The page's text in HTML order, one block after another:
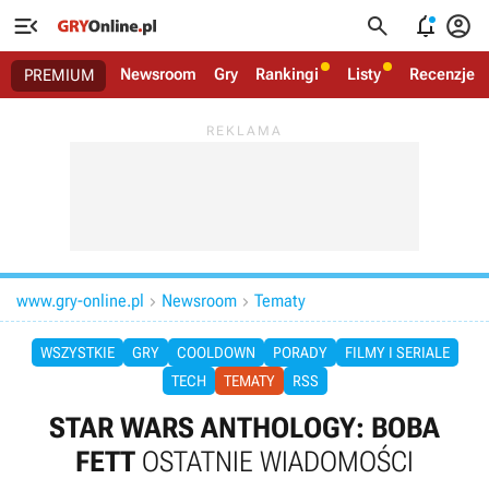
   
PREMIUM Newsroom Gry Rankingi Listy Recenzje
www.gry-online.pl  Newsroom  Tematy
WSZYSTKIE GRY COOLDOWN PORADY
FILMY I SERIALE
TECH
TEMATY RSS
STAR WARS ANTHOLOGY: BOBA
FETT OSTATNIE WIADOMOŚCI